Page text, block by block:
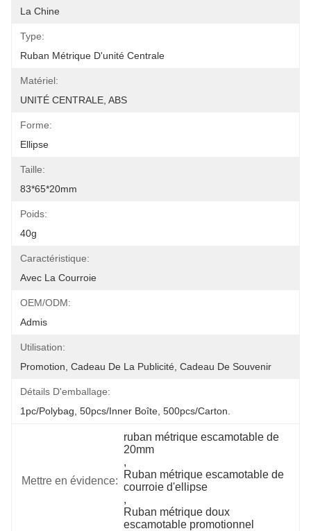
La Chine
Type:
Ruban Métrique D'unité Centrale
Matériel:
UNITÉ CENTRALE, ABS
Forme:
Ellipse
Taille:
83*65*20mm
Poids:
40g
Caractéristique:
Avec La Courroie
OEM/ODM:
Admis
Utilisation:
Promotion, Cadeau De La Publicité, Cadeau De Souvenir
Détails D'emballage:
1pc/polybag, 50pcs/inner Boîte, 500pcs/carton.
Mettre en évidence:
ruban métrique escamotable de
20mm
,
Ruban métrique escamotable de
courroie d'ellipse
,
Ruban métrique doux
escamotable promotionnel